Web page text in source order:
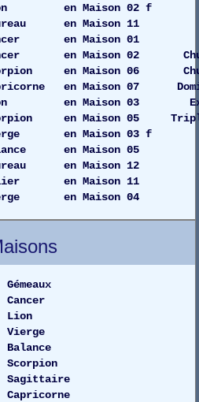
Lion en Maison
Taureau en
Cancer en
en Maison 02
en Maison 06
en Maison 07
Lion en Maison 03
en Maison 05
Vierge en Maison
en Maison 05
en Maison 12
en Maison 11
en Maison 04
Gémeaux
Cancer
Lion
Vierge
Balance
Scorpion
Sagittaire